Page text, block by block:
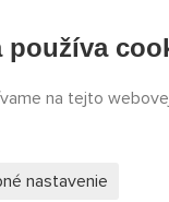
používa
na tejto
nastavenie